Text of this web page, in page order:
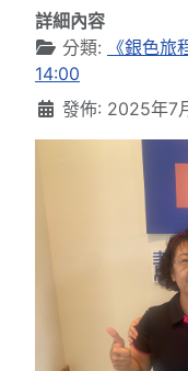
詳細內容
分類:
《銀色
14:00
發佈: 2025年7